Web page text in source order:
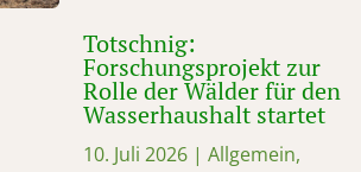
Totschnig:
Forschungsprojekt zur
Rolle der Wälder für den
Wasserhaushalt startet
10. Juli 2026| Allgemein,